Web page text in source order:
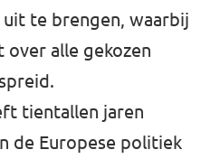
te brengen, waarbij
over alle gekozen
tientallen jaren
de Europese politiek